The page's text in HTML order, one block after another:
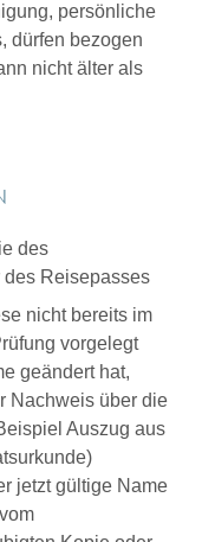
persönliche
dürfen bezogen
nicht älter als
des
Reisepasses
nicht bereits im
vorgelegt
geändert hat,
Nachweis über die
Auszug aus
jetzt gültige Name